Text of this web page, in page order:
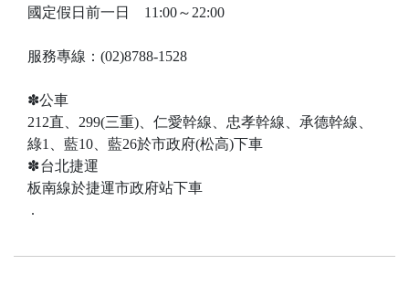
國定假日前一日 11:00～22:00
服務專線：(02)8788-1528
✽公車
212直、299(三重)、仁愛幹線、忠孝幹線、承德幹線、
綠1、藍10、藍26於市政府(松高)下車
✽台北捷運
板南線於捷運市政府站下車
.